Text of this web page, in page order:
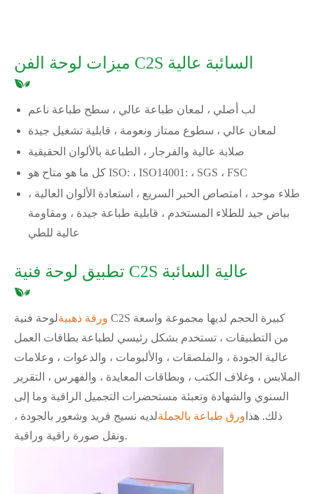
ميزات لوحة الفن C2S السائبة عالية
لب أصلي ، لمعان طباعة عالي ، سطح طباعة ناعم
لمعان عالي ، سطوع ممتاز ونعومة ، قابلية تشغيل جيدة
صلابة عالية والفرجار ، الطباعة بالألوان الحقيقية
كل ما هو متاح هو ISO: ، ISO14001: ، SGS ، FSC
طلاء موحد ، امتصاص الحبر السريع ، استعادة الألوان العالية ،
بياض جيد للطلاء المستخدم ، قابلية طباعة جيدة ، ومقاومة
عالية للطي
تطبيق لوحة فنية C2S عالية السائبة
ورقة ذهبيةلوحة فنية C2S كبيرة الحجم لديها مجموعة واسعة
من التطبيقات ، تستخدم بشكل رئيسي لطباعة بطاقات العمل
عالية الجودة ، والملصقات ، والألبومات ، والدعوات ، وعلامات
الملابس ، وغلاف الكتب ، وبطاقات المعايدة ، والفهرس ، التقرير
السنوي والشهادة وتعبئة مستحضرات التجميل الراقية وما إلى
ذلك. هذا ورق طباعة بالجملةلديه نسيج فريد وشعور بالجودة ،
ونقل صورة راقية وراقية.